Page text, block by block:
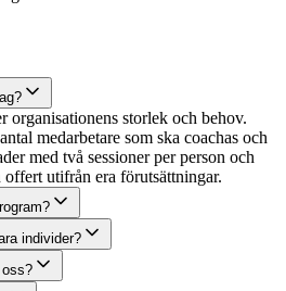
organisationens storlek och behov.
medarbetare som ska coachas och
med två sessioner per person och
utifrån era förutsättningar.
individer?